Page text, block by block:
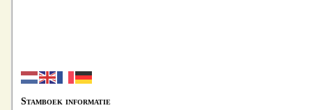
Stamboek informatie